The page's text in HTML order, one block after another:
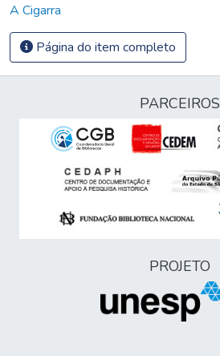
A Cigarra
Página do item completo
PARCEIROS
PROJETO